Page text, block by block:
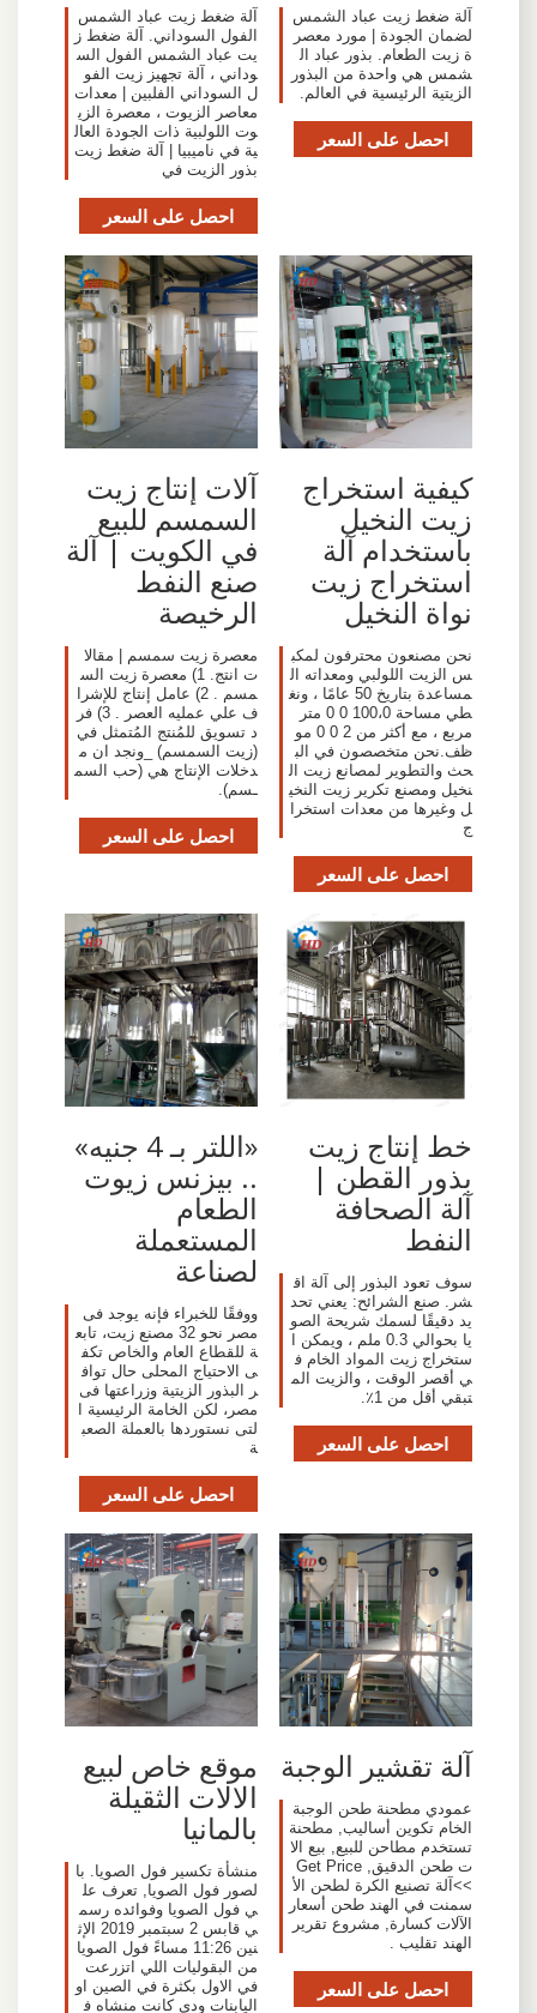
آلة ضغط زيت عباد الشمس
لضمان الجودة | مورد معصر
ة زيت الطعام. بذور عباد ال
شمس هي واحدة من البذور
الزيتية الرئيسية في العالم.
احصل على السعر
آلة ضغط زيت عباد الشمس
الفول السوداني. آلة ضغط ز
يت عباد الشمس الفول الس
وداني ، آلة تجهيز زيت الفو
ل السوداني الفلبين | معدات
معاصر الزيوت ، معصرة الزي
وت اللولبية ذات الجودة العال
ية في ناميبيا | آلة ضغط زيت
بذور الزيت في
احصل على السعر
كيفية استخراج
زيت النخيل
باستخدام آلة
استخراج زيت
نواة النخيل
نحن مصنعون محترفون لمكب
س الزيت اللولبي ومعداته ال
مساعدة بتاريخ 50 عامًا ، ونغ
طي مساحة 100،0 0 0 متر
مربع ، مع أكثر من 2 0 0 مو
ظف.نحن متخصصون في الب
حث والتطوير لمصانع زيت ال
نخيل ومصنع تكرير زيت النخي
ل وغيرها من معدات استخرا
ج
احصل على السعر
آلات إنتاج زيت
السمسم للبيع
في الكويت | آلة
صنع النفط
الرخيصة
معصرة زيت سمسم | مقالا
ت انتج. 1) معصرة زيت الس
مسم . 2) عامل إنتاج للإشرا
ف علي عمليه العصر . 3) فر
د تسويق للمُنتج المُتمثل في
(زيت السمسم) _ونجد ان م
دخلات الإنتاج هي (حب السم
ـسم).
احصل على السعر
خط إنتاج زيت
بذور القطن |
آلة الصحافة
النفط
سوف تعود البذور إلى آلة اق
شر. صنع الشرائح: يعني تحد
يد دقيقًا لسمك شريحة الصو
يا بحوالي 0.3 ملم ، ويمكن ا
ستخراج زيت المواد الخام ف
ي أقصر الوقت ، والزيت الم
تبقي أقل من 1٪.
احصل على السعر
«اللتر بـ 4 جنيه»
.. بيزنس زيوت
الطعام
المستعملة
لصناعة
ووفقًا للخبراء فإنه يوجد فى
مصر نحو 32 مصنع زيت، تابع
ة للقطاع العام والخاص تكف
ى الاحتياج المحلى حال تواف
ر البذور الزيتية وزراعتها فى
مصر، لكن الخامة الرئيسية ا
لتى نستوردها بالعملة الصعب
ة
احصل على السعر
آلة تقشير الوجبة
عمودي مطحنة طحن الوجبة
الخام تكوين أساليب, مطحنة
تستخدم مطاحن للبيع, بيع الا
ت طحن الدقيق, Get Price
>>آلة تصنيع الكرة لطحن الأ
سمنت في الهند طحن أسعار
الآلات كسارة, مشروع تقرير
الهند تقليب .
احصل على السعر
موقع خاص لبيع
الالات الثقيلة
بالمانيا
منشأة تكسير فول الصويا. با
لصور فول الصويا, تعرف عل
ي فول الصويا وفوائده رسم
ي قابس 2 سبتمبر 2019 الإث
نين 11:26 مساءً فول الصويا
من البقوليات اللي اتزرعت
في الاول بكثرة في الصين او
اليابنات ودي كانت منشاه ف